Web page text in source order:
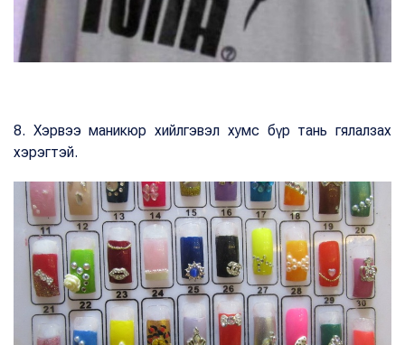
8. Хэрвээ маникюр хийлгэвэл хумс бүр тань гялалзах
хэрэгтэй.